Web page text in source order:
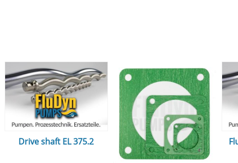
Drive shaft EL 375.2